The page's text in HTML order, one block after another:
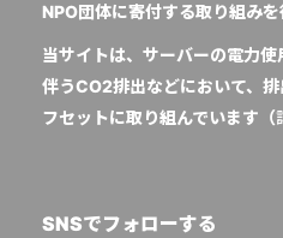
NPO団体に寄付する取り組みを
当サイトは、サーバーの電力
伴うCO2排出などにおいて、
フセットに取り組んでいます（
SNSでフォローする